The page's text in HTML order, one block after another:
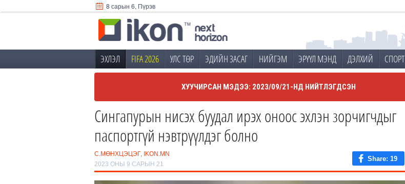
8 сарын 6, Пүрэв
ЭХЛЭЛ FIFA 2026 УЛС ТӨР ЭДИЙН ЗАСАГ НИЙГЭМ ЭРҮҮЛ МЭНД ДЭЛХИЙ СПОРТ
ХУУЧИРСАН МЭДЭЭ: 2023/09/21-НД НИЙТЛЭГДСЭН
Сингапурын нисэх буудал ирэх оноос эхлэн зорчигчдыг
паспортгүй нэвтрүүлдэг болно
С.МӨНХЦЭЦЭГ, IKON.MN
2023 ОНЫ 9 САРЫН 21
Share: 19